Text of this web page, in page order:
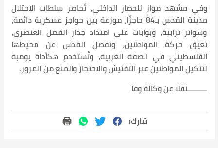
وفي مشهد موازٍ للحصار الداخلي، تُحاصر سلطات الاحتلال
مدينة القدس بـ84 حاجزًا، موزعة بين حواجز عسكرية دائمة،
وسواتر ترابية، وبوابات على امتداد جدار الفصل العنصري،
تعيق حركة المواطنين، وتفصل القدس عن محيطها
الفلسطيني في الضفة الغربية، وتُستخدم هكأداة يومية
لتنكيل المواطنين عبر التفتيش والاحتجاز والمنع من المرور.
ــــــــــنقلا عن وكالة وفا
شارك: